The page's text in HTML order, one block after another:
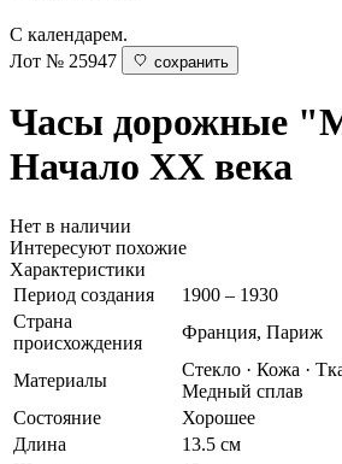
С календарем.
Лот № 25947
сохранить
Часы дорожные
Начало ХХ века
Нет в наличии
Интересуют похожие
Характеристики
Период создания
1900 – 1930
Страна
происхождения
Франция, Париж
Материалы
Стекло · Кожа ·
Медный сплав
Состояние
Хорошее
Длина
13.5 см